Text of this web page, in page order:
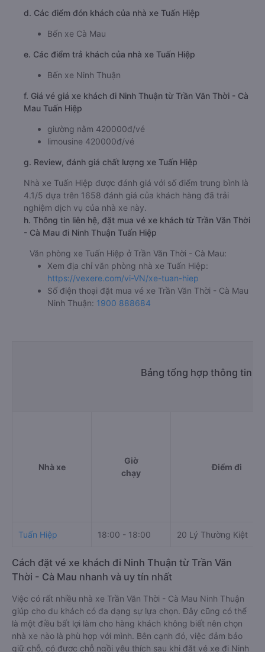
d. Các điểm đón khách của nhà xe Tuấn Hiệp
Bến xe Cà Mau
e. Các điểm trả khách của nhà xe Tuấn Hiệp
Bến xe Ninh Thuận
f. Giá vé giá xe khách đi Ninh Thuận từ Trần Văn Thời - Cà
Mau Tuấn Hiệp
giường nằm 420000đ/vé
limousine 420000đ/vé
g. Review, đánh giá chất lượng xe Tuấn Hiệp
Nhà xe Tuấn Hiệp được đánh giá với số điểm trung bình là
4.1/5 dựa trên 1658 đánh giá của khách hàng đã trải
nghiệm dịch vụ của nhà xe này.
h. Thông tin liên hệ, đặt mua vé xe khách từ Trần Văn Thời
- Cà Mau đi Ninh Thuận Tuấn Hiệp
Văn phòng xe Tuấn Hiệp ở Trần Văn Thời - Cà Mau:
Xem địa chỉ văn phòng nhà xe Tuấn Hiệp:
https://vexere.com/vi-VN/xe-tuan-hiep
Số điện thoại đặt mua vé xe Trần Văn Thời - Cà Mau
Ninh Thuận: 1900 888684
Bảng tổng hợp thông tin
Nhà xe
Giờ
chạy
Điểm đi
Tuấn Hiệp 18:00 - 18:00 20 Lý Thường Kiệt
Cách đặt vé xe khách đi Ninh Thuận từ Trần Văn
Thời - Cà Mau nhanh và uy tín nhất
Việc có rất nhiều nhà xe Trần Văn Thời - Cà Mau Ninh Thuận
giúp cho du khách có đa dạng sự lựa chọn. Đây cũng có thể
là một điều bất lợi làm cho hàng khách không biết nên chọn
nhà xe nào là phù hợp với mình. Bên cạnh đó, việc đảm bảo
giữ chỗ, có được chỗ ngồi yêu thích sau khi đặt vé xe đi Ninh